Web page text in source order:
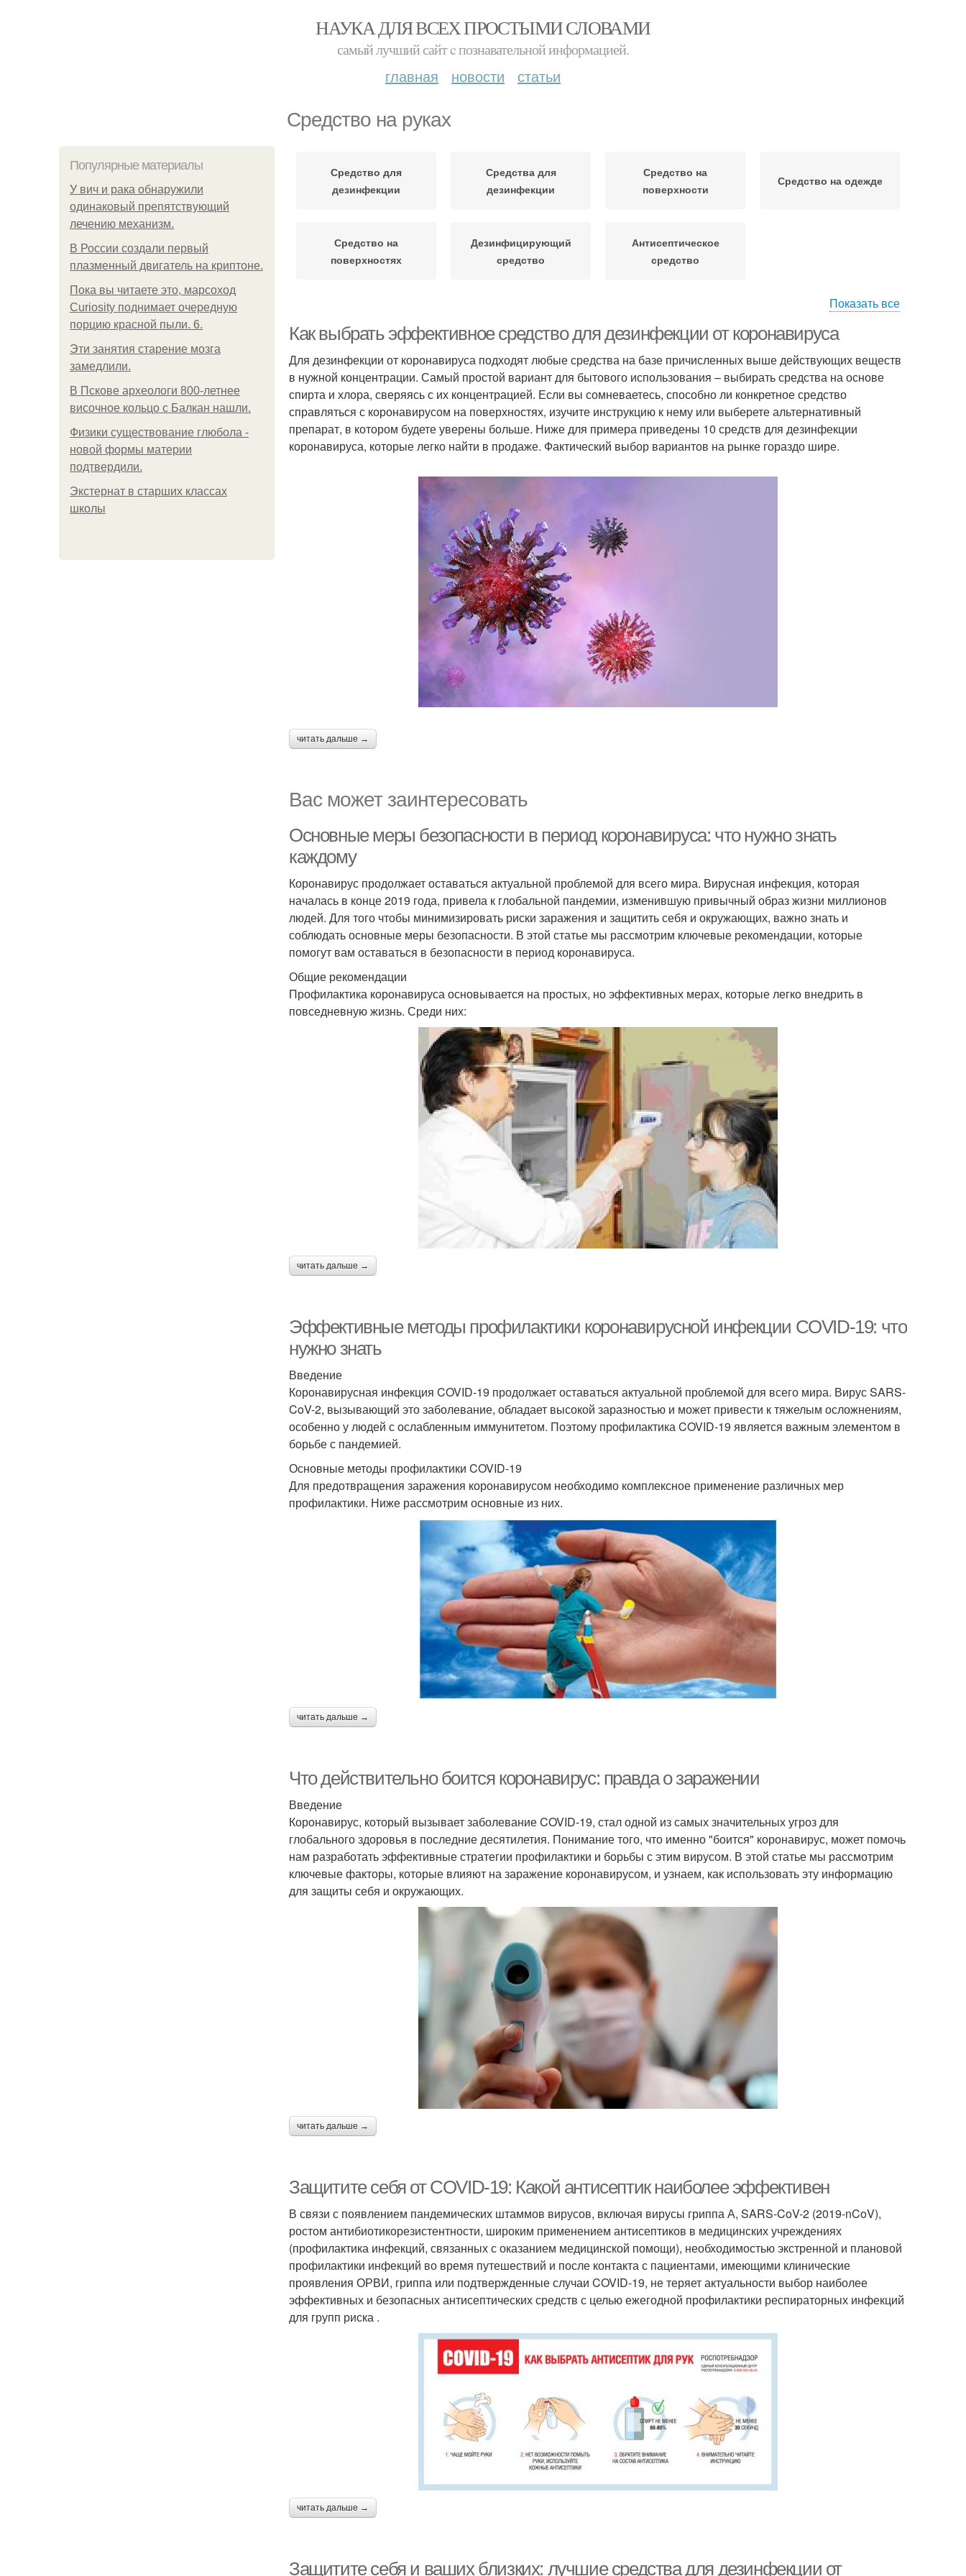
НАУКА ДЛЯ ВСЕХ ПРОСТЫМИ СЛОВАМИ
самый лучший сайт c познавательной информацией.
главная новости статьи
Средство на руках
Популярные материалы
У вич и рака обнаружили
одинаковый препятствующий
лечению механизм.
В России создали первый
плазменный двигатель на криптоне.
Пока вы читаете это, марсоход
Curiosity поднимает очередную
порцию красной пыли. 6.
Эти занятия старение мозга
замедлили.
В Пскове археологи 800-летнее
височное кольцо с Балкан нашли.
Физики существование глюбола -
новой формы материи
подтвердили.
Экстернат в старших классах
школы
Средство для
дезинфекции
Средства для
дезинфекции
Средство на
поверхности
Средство на одежде
Средство на
поверхностях
Дезинфицирующий
средство
Антисептическое
средство
Показать все
Как выбрать эффективное средство для дезинфекции от коронавируса
Для дезинфекции от коронавируса подходят любые средства на базе причисленных выше действующих веществ
в нужной концентрации. Самый простой вариант для бытового использования – выбирать средства на основе
спирта и хлора, сверяясь с их концентрацией. Если вы сомневаетесь, способно ли конкретное средство
справляться с коронавирусом на поверхностях, изучите инструкцию к нему или выберете альтернативный
препарат, в котором будете уверены больше. Ниже для примера приведены 10 средств для дезинфекции
коронавируса, которые легко найти в продаже. Фактический выбор вариантов на рынке гораздо шире.
читать дальше →
Вас может заинтересовать
Основные меры безопасности в период коронавируса: что нужно знать
каждому
Коронавирус продолжает оставаться актуальной проблемой для всего мира. Вирусная инфекция, которая
началась в конце 2019 года, привела к глобальной пандемии, изменившую привычный образ жизни миллионов
людей. Для того чтобы минимизировать риски заражения и защитить себя и окружающих, важно знать и
соблюдать основные меры безопасности. В этой статье мы рассмотрим ключевые рекомендации, которые
помогут вам оставаться в безопасности в период коронавируса.
Общие рекомендации
Профилактика коронавируса основывается на простых, но эффективных мерах, которые легко внедрить в
повседневную жизнь. Среди них:
читать дальше →
Эффективные методы профилактики коронавирусной инфекции COVID-19: что
нужно знать
Введение
Коронавирусная инфекция COVID-19 продолжает оставаться актуальной проблемой для всего мира. Вирус SARS-
CoV-2, вызывающий это заболевание, обладает высокой заразностью и может привести к тяжелым осложнениям,
особенно у людей с ослабленным иммунитетом. Поэтому профилактика COVID-19 является важным элементом в
борьбе с пандемией.
Основные методы профилактики COVID-19
Для предотвращения заражения коронавирусом необходимо комплексное применение различных мер
профилактики. Ниже рассмотрим основные из них.
читать дальше →
Что действительно боится коронавирус: правда о заражении
Введение
Коронавирус, который вызывает заболевание COVID-19, стал одной из самых значительных угроз для
глобального здоровья в последние десятилетия. Понимание того, что именно "боится" коронавирус, может помочь
нам разработать эффективные стратегии профилактики и борьбы с этим вирусом. В этой статье мы рассмотрим
ключевые факторы, которые влияют на заражение коронавирусом, и узнаем, как использовать эту информацию
для защиты себя и окружающих.
читать дальше →
Защитите себя от COVID-19: Какой антисептик наиболее эффективен
В связи с появлением пандемических штаммов вирусов, включая вирусы гриппа А, SARS-CoV-2 (2019-nCoV),
ростом антибиотикорезистентности, широким применением антисептиков в медицинских учреждениях
(профилактика инфекций, связанных с оказанием медицинской помощи), необходимостью экстренной и плановой
профилактики инфекций во время путешествий и после контакта с пациентами, имеющими клинические
проявления ОРВИ, гриппа или подтвержденные случаи COVID-19, не теряет актуальности выбор наиболее
эффективных и безопасных антисептических средств с целью ежегодной профилактики респираторных инфекций
для групп риска .
читать дальше →
Защитите себя и ваших близких: лучшие средства для дезинфекции от